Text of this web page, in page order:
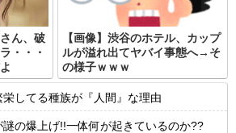
ん、破
・・・
【画像】渋谷のホテル、カップ
ルが溢れ出てヤバイ事態へ→そ
の様子ｗｗｗ
してる種族が『人間』な理由
謎の爆上げ!!一体何が起きているのか??